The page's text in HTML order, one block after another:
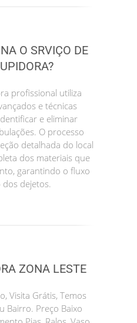
O SRVIÇO DE
profissional utiliza
e técnicas
e eliminar
O processo
detalhada do local
dos materiais que
garantindo o fluxo
dejetos.
ZONA LESTE
Visita Grátis, Temos
Bairro. Preço Baixo